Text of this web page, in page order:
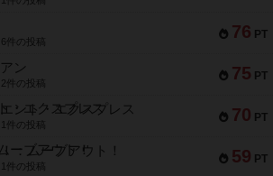
76 PT
6件の投稿
75 PT
ン
2件の投稿
70 PT
ント・エクスプレス
1件の投稿
59 PT
：ムーブアウト！
1件の投稿